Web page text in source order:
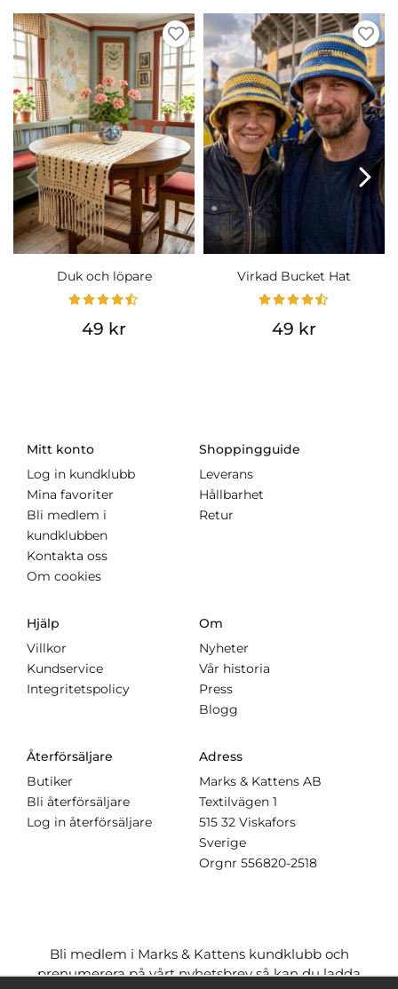
Duk och löpare
49 kr
Virkad Bucket Hat
49 kr
Mitt konto
Log in kundklubb
Mina favoriter
Bli medlem i
kundklubben
Kontakta oss
Om cookies
Shoppingguide
Leverans
Hållbarhet
Retur
Hjälp
Villkor
Kundservice
Integritetspolicy
Om
Nyheter
Vår historia
Press
Blogg
Återförsäljare
Butiker
Bli återförsäljare
Log in återförsäljare
Adress
Marks & Kattens AB
Textilvägen 1
515 32 Viskafors
Sverige
Orgnr 556820-2518
Bli medlem i Marks & Kattens kundklubb och
prenumerera på vårt nyhetsbrev så kan du ladda